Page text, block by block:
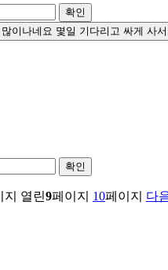
확인
이나네요 몇일 기다리고 싸게 사
확인
열린9페이지 10페이지
다